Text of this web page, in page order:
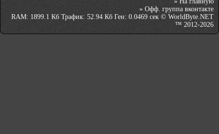
» Офф. группа вконтакте
RAM: 1899.1 Кб Трафик: 52.94 Кб Ген: 0.0469 сек © WorldByte.NET
™ 2012-2026